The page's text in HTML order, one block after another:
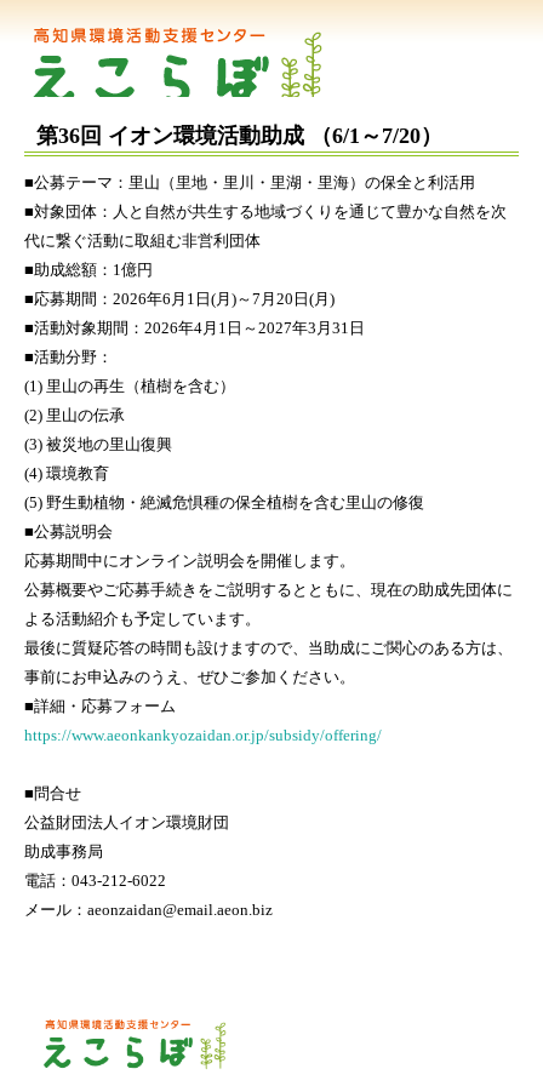
第36回 イオン環境活動助成 （6/1～7/20）
■公募テーマ：里山（里地・里川・里湖・里海）の保全と利活用
■対象団体：人と自然が共生する地域づくりを通じて豊かな自然を次
代に繋ぐ活動に取組む非営利団体
■助成総額：1億円
■応募期間：2026年6月1日(月)～7月20日(月)
■活動対象期間：2026年4月1日～2027年3月31日
■活動分野：
(1) 里山の再生（植樹を含む）
(2) 里山の伝承
(3) 被災地の里山復興
(4) 環境教育
(5) 野生動植物・絶滅危惧種の保全植樹を含む里山の修復
■公募説明会
応募期間中にオンライン説明会を開催します。
公募概要やご応募手続きをご説明するとともに、現在の助成先団体に
よる活動紹介も予定しています。
最後に質疑応答の時間も設けますので、当助成にご関心のある方は、
事前にお申込みのうえ、ぜひご参加ください。
■詳細・応募フォーム
https://www.aeonkankyozaidan.or.jp/subsidy/offering/
■問合せ
公益財団法人イオン環境財団
助成事務局
電話：043-212-6022
メール：aeonzaidan@email.aeon.biz